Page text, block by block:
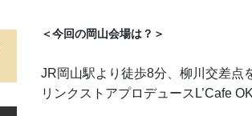
＜今回の岡山会場は？＞
JR岡山駅より徒歩8分、柳川交差点
リンクストアプロデュースL’Cafe